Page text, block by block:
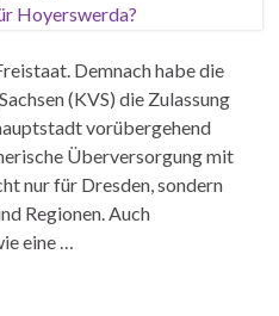
Demnach habe die
(KVS) die Zulassung
vorübergehend
Überversorgung mit
nur für Dresden, sondern
Regionen. Auch
eine …